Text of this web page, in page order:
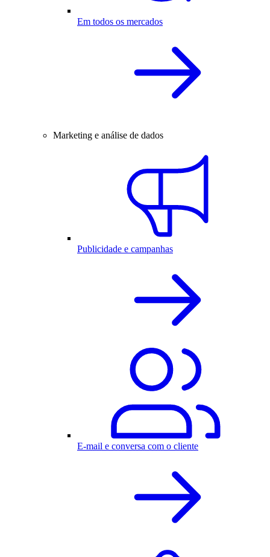
Em todos os mercados
Marketing e análise de dados
Publicidade e campanhas
E-mail e conversa com o cliente